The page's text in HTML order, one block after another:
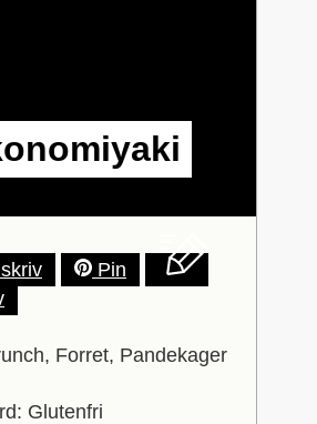
Pin
Forret, Pandekager
Glutenfri